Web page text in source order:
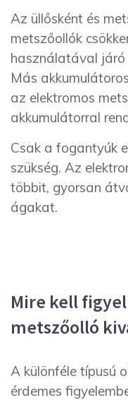
Az üllősként és
metszőollók
használatával
Más
az elektromos
akkumulátorral
Csak a fogantyúk
szükség. Az
többit, gyorsan
ágakat.
Mire kell
metszőolló
A különféle típusú
érdemes